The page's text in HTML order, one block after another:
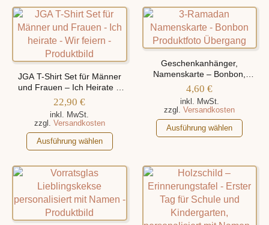
weist
mehrere
Varianten
auf.
Die
Optionen
können
Produktseite
gewählt
werden
auf.
Die
Optionen
können
auf
der
Produktseite
gewählt
werden
JGA T-Shirt Set für Männer
und Frauen – Ich Heirate –
Wir Feiern, personalisiert mit
Namen
22,90€
inkl. MwSt.
zzgl. Versandkosten
Ausführung wählen
Dieses
Produkt
weist
mehrere
Varianten
auf.
Die
Geschenkanhänger,
Namenskarte – Bonbon,
Personalisiert Mit Namen
4,60€
inkl. MwSt.
zzgl.Versandkosten
Ausführung wählen
Dieses
Produkt
mehrere
Varianten
auf.
Die
Optionen